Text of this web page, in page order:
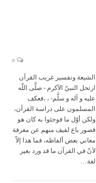
الشيعة وتفسير غريب القرآن
ارتحل النبيّ الاَكرم - صلَّى اللّه
عليه و آله و سلَّم- ، ،فعكف
المسلمون على دراسة القرآن،
ولكن أوّل ما فوجئوا به كان هو
قصور باع لفيف منهم عن معرفة
معاني بعض ألفاظه، فما هذا إلاّ
لاَنّ في القرآن ما قد ورد بغير
لغة…